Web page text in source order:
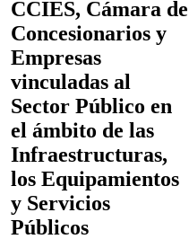
CCIES, Cámara de
Concesionarios y
Empresas
vinculadas al
Sector Público en
el ámbito de las
Infraestructuras,
los Equipamientos
y Servicios
Públicos